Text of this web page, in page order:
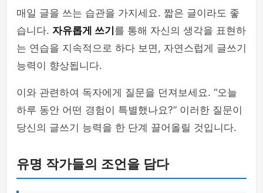
매일 글을 쓰는 습관을 가지세요. 짧은 글이라도 좋
습니다. 자유롭게 쓰기 를 통해 자신의 생각을 표현하
는 연습을 지속적으로 하다 보면, 자연스럽게 글쓰기
능력이 향상됩니다.
이와 관련하여 독자에게 질문을 던져보세요. “오늘
하루 동안 어떤 경험이 특별했나요?” 이러한 질문이
당신의 글쓰기 능력을 한 단계 끌어올릴 것입니다.
유명 작가들의 조언을 담다